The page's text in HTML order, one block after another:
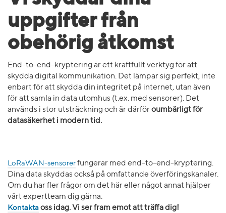
uppgifter från
obehörig åtkomst
End-to-end-kryptering är ett kraftfullt verktyg för att
skydda digital kommunikation. Det lämpar sig perfekt, inte
enbart för att skydda din integritet på internet, utan även
för att samla in data utomhus (t.ex. med sensorer). Det
används i stor utsträckning och är därföroumbärligt för
datasäkerhet i modern tid.
LoRaWAN-sensorer fungerar med end-to-end-kryptering.
Dina data skyddas också på omfattande överföringskanaler.
Om du har fler frågor om det här eller något annat hjälper
vårt expertteam dig gärna.
Kontakta oss idag. Vi ser fram emot att träffa dig!